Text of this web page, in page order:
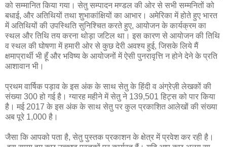
को सम्मानित किया गया। सेतु सम्पादन मण्डल की ओर से सभी सम्मनितों को
बधाई, और अतिथियों तथा शुभाकांक्षियों का आभार। अमेरिका में होते हुए भारत
में अतिथियों की उपस्थिति सुनिश्चित करते हुए, आयोजन के कार्यक्रम का
स्थल और तिथि तय करना थोड़ा जटिल था। इस कारण से आयोजन की तिथि
व स्थल की घोषणा में हमारी ओर से कुछ देरी अवश्य हुई, जिसके लिये मैं
क्षमाप्रार्थी भी हूँ और भविष्य के आयोजनों में ऐसी पुनरावृत्ति न होने देने के प्रति
आशावान भी।
प्रथम वार्षिक पड़ाव के इस अंक के साथ सेतु के हिंदी व अंग्रेज़ी लेखकों की
संख्या 300 हो गई है। ग्यारह महीने में सेतु ने 139,501 हिट्स को पार किया
है। मई 2017 के इस अंक के साथ सेतु पर कुल प्रकाशित आलेखों की संख्या
अब पूरे 1,000 है।
जैसा कि आपको पता है, सेतु पुस्तक प्रकाशन के क्षेत्र में प्रवेश कर रही है।